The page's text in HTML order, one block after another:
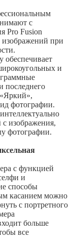
с
Pro Fusion
изображений при
обеспечивает
и
последнего
фотографии.
изображения,
фотографии.
с функцией
и
способы
касанием можно
с портретного
больше
все